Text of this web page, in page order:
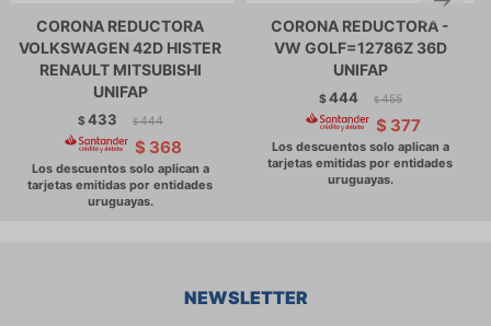
CORONA REDUCTORA
VOLKSWAGEN 42D HISTER
RENAULT MITSUBISHI
UNIFAP
$433 $ 444
$ 368
CORONA REDUCTORA -
VW GOLF=12786Z 36D
UNIFAP
$444 $ 455
$ 377
NEWSLETTER